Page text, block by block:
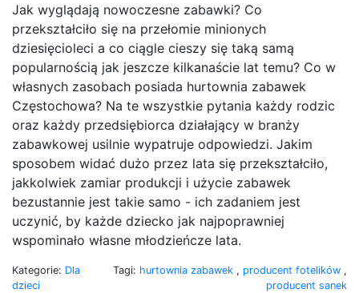
Jak wyglądają nowoczesne zabawki? Co
przekształciło się na przełomie minionych
dziesięcioleci a co ciągle cieszy się taką samą
popularnością jak jeszcze kilkanaście lat temu? Co w
własnych zasobach posiada hurtownia zabawek
Częstochowa? Na te wszystkie pytania każdy rodzic
oraz każdy przedsiębiorca działający w branży
zabawkowej usilnie wypatruje odpowiedzi. Jakim
sposobem widać dużo przez lata się przekształciło,
jakkolwiek zamiar produkcji i użycie zabawek
bezustannie jest takie samo - ich zadaniem jest
uczynić, by każde dziecko jak najpoprawniej
wspominało własne młodzieńcze lata.
Kategorie: Dla
dzieci
Tagi: hurtownia zabawek , producent fotelików ,
producent sanek